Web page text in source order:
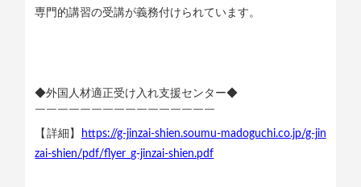
専門的講習の受講が義務付けられています。
◆外国人材適正受け入れ支援センター◆
￣￣￣￣￣￣￣￣￣￣￣￣￣￣￣￣
【詳細】
https://g-jinzai-shien.soumu-madoguchi.co.jp/g-jin
zai-shien/pdf/flyer_g-jinzai-shien.pdf